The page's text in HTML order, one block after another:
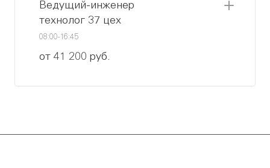
Ведущий-инженер
технолог 37 цех
08:00-16:45
от 41 200 руб.